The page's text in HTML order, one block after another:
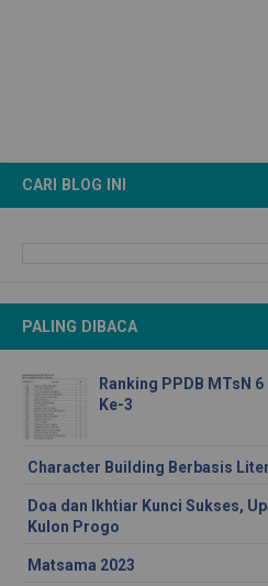
CARI BLOG INI
PALING DIBACA
Ranking PPDB MTsN
Ke-3
Character Building Berbasis
Doa dan Ikhtiar Kunci Sukses,
Kulon Progo
Matsama 2023